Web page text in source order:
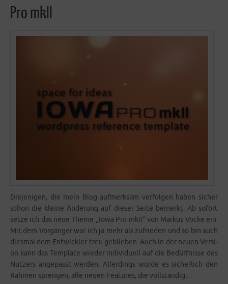
Pro mkII
Die­je­ni­gen, die mein Blog auf­merk­sam ver­fol­gen haben sicher
schon die klei­ne Ände­rung auf die­ser Sei­te bemerkt: Ab sofort
set­ze ich das neue The­me „Iowa Pro mkII“ von Mar­kus Vocke ein.
Mit dem Vor­gän­ger war ich ja mehr als zufrie­den und so bin auch
dies­mal dem Ent­wick­ler treu geblie­ben. Auch in der neu­en Ver­si­
on kann das Tem­p­la­te wie­der indi­vi­du­ell auf die Bedürf­nis­se des
Nut­zers ange­passt wer­den. Aller­dings wür­de es sicher­lich den
Rah­men spren­gen, alle neu­en Fea­tures, die vollständig…